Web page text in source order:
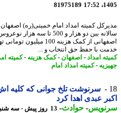
81975189
کمیته امداد امام خمینی(ره) اصفهان
سالانه بین دو هزار و 500 تا سه هزار نوعروس
اصفهانی از کمک هزینه 100
با حفظ حق انتخاب و ...
امداد -اصفهان-کمک هزینه- کمیته امداد
- کمیته امداد امام
سرنوشت تلخ جوانی که کلیه اش را
عبدی اهدا کرد
-حوادث -
13 روز پیش - سه شنبه 6